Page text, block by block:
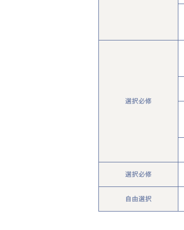
選択必修
選択必修
自由選択